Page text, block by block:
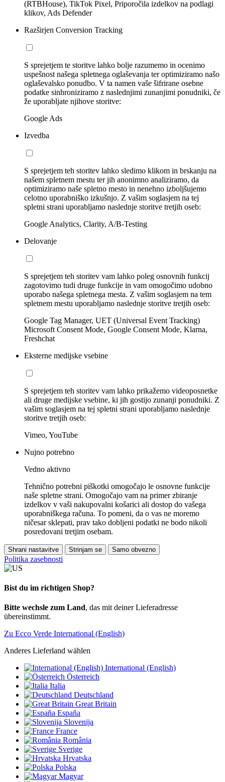
(RTBHouse), TikTok Pixel, Priporočila izdelkov na podlagi
klikov, Ads Defender
Razširjen Conversion Tracking
S sprejetjem te storitve lahko bolje razumemo in ocenimo
uspešnost našega spletnega oglaševanja ter optimiziramo našo
oglaševalsko ponudbo. V ta namen vaše šifrirane osebne
podatke sinhroniziramo z naslednjimi zunanjimi ponudniki, če
že uporabljate njihove storitve:
Google Ads
Izvedba
S sprejetjem teh storitev lahko sledimo klikom in brskanju na
našem spletnem mestu ter jih anonimno analiziramo, da
optimiziramo naše spletno mesto in nenehno izboljšujemo
celotno uporabniško izkušnjo. Z vašim soglasjem na tej
spletni strani uporabljamo naslednje storitve tretjih oseb:
Google Analytics, Clarity, A/B-Testing
Delovanje
S sprejetjem teh storitev vam lahko poleg osnovnih funkcij
zagotovimo tudi druge funkcije in vam omogočimo udobno
uporabo našega spletnega mesta. Z vašim soglasjem na tem
spletnem mestu uporabljamo naslednje storitve tretjih oseb:
Google Tag Manager, UET (Universal Event Tracking)
Microsoft Consent Mode, Google Consent Mode, Klarna,
Freshchat
Eksterne medijske vsebine
S sprejetjem teh storitev vam lahko prikažemo videoposnetke
ali druge medijske vsebine, ki jih gostijo zunanji ponudniki. Z
vašim soglasjem na tej spletni strani uporabljamo naslednje
storitve tretjih oseb:
Vimeo, YouTube
Nujno potrebno
Vedno aktivno
Tehnično potrebni piškotki omogočajo le osnovne funkcije
naše spletne strani. Omogočajo vam na primer zbiranje
izdelkov v vaši nakupovalni košarici ali dostop do vašega
uporabniškega računa. To pomeni, da o vas ne moremo
ničesar sklepati, prav tako dobljeni podatki ne bodo nikoli
posredovani tretjim osebam.
Shrani nastavitve Strinjam se Samo obvezno
Politika zasebnosti
Bist du im richtigen Shop?
Bitte wechsle zum Land, das mit deiner Lieferadresse
übereinstimmt.
Zu Ecco Verde International (English)
Anderes Lieferland wählen
International (English)
Österreich
Italia
Deutschland
Great Britain
España
Slovenija
France
România
Sverige
Hrvatska
Polska
Magyar